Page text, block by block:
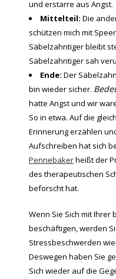
und erstarre aus Angst.
Mittelteil: Die
schützen mich mit
Säbelzahntiger bleibt
Säbelzahntiger sah
Ende: Der
bin wieder sicher.
hatte Angst und wir
So in etwa. Auf die
Erinnerung erzählen
Aufschreiben hat sich
Pennebakerheißt der
des therapeutischen
beforscht hat.
Wenn Sie Sich mit
beschäftigen, werden
Stressbeschwerden
Deswegen haben Sie
Sich wieder auf die